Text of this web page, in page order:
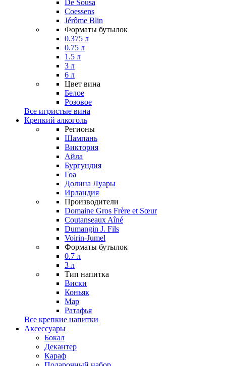
De Sousa
Coessens
Jérôme Blin
Форматы бутылок
0.375 л
0.75 л
1.5 л
3 л
6 л
Цвет вина
Белое
Розовое
Все игристые вина
Крепкий алкоголь
Регионы
Шампань
Виктория
Айла
Бургундия
Гоа
Долина Луары
Ирландия
Производители
Domaine Gros Frère et Sœur
Coutanseaux Aîné
Dumangin J. Fils
Voirin-Jumel
Форматы бутылок
0.7 л
3 л
Тип напитка
Виски
Коньяк
Мар
Ратафья
Все крепкие напитки
Аксессуары
Бокал
Декантер
Караф